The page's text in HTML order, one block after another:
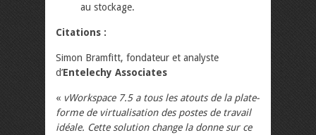
au stockage.
Citations :
Simon Bramfitt, fondateur et analyste
d’Entelechy Associates
« vWorkspace 7.5 a tous les atouts de la plate-
forme de virtualisation des postes de travail
idéale. Cette solution change la donne sur ce